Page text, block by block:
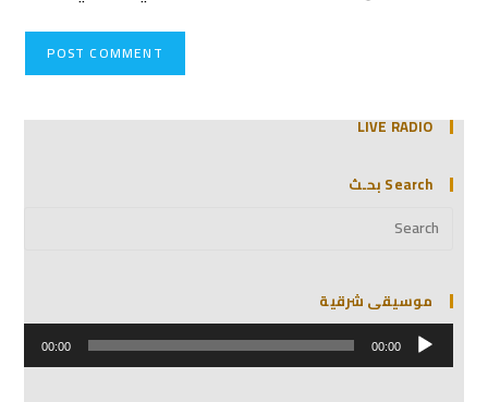
LIVE RADIO
Search بحـث
موسيقى شرقية
مشغل
الصوت 00:00
00:00